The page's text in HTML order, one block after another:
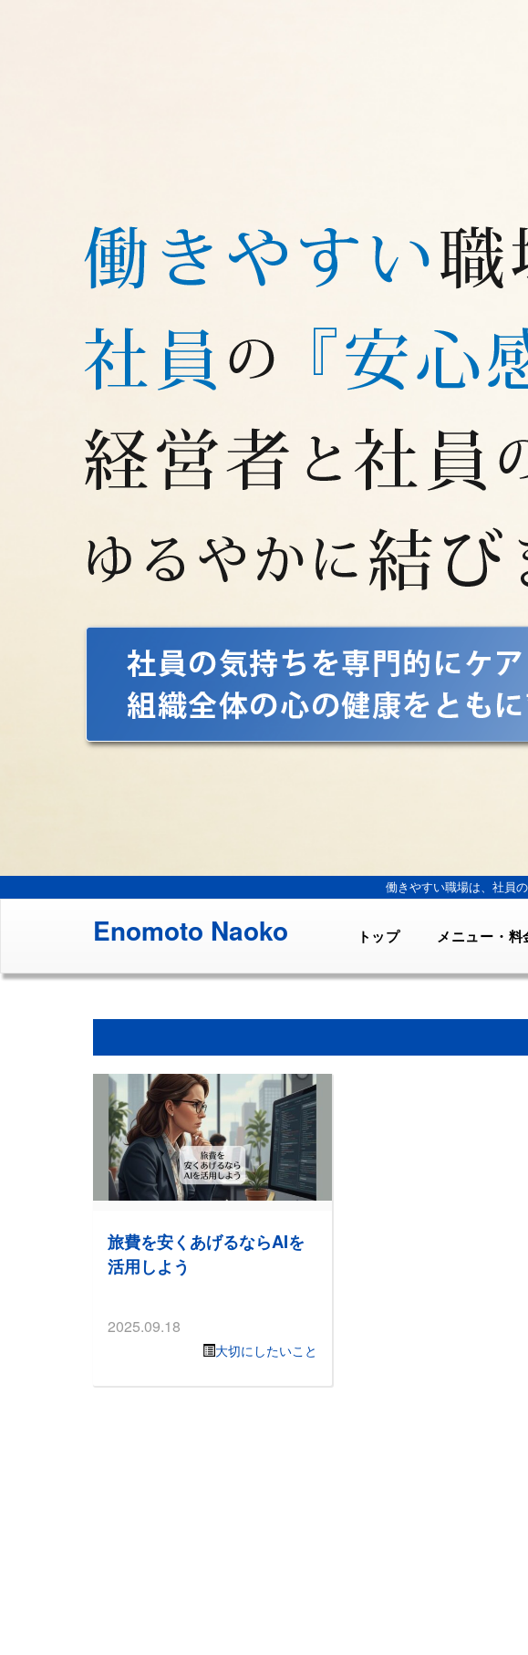
働きやすい職場は、社員の
Enomoto Naoko トップ メニュー・料
旅費を安くあげるならAIを
活用しよう
2025.09.18
大切にしたいこと